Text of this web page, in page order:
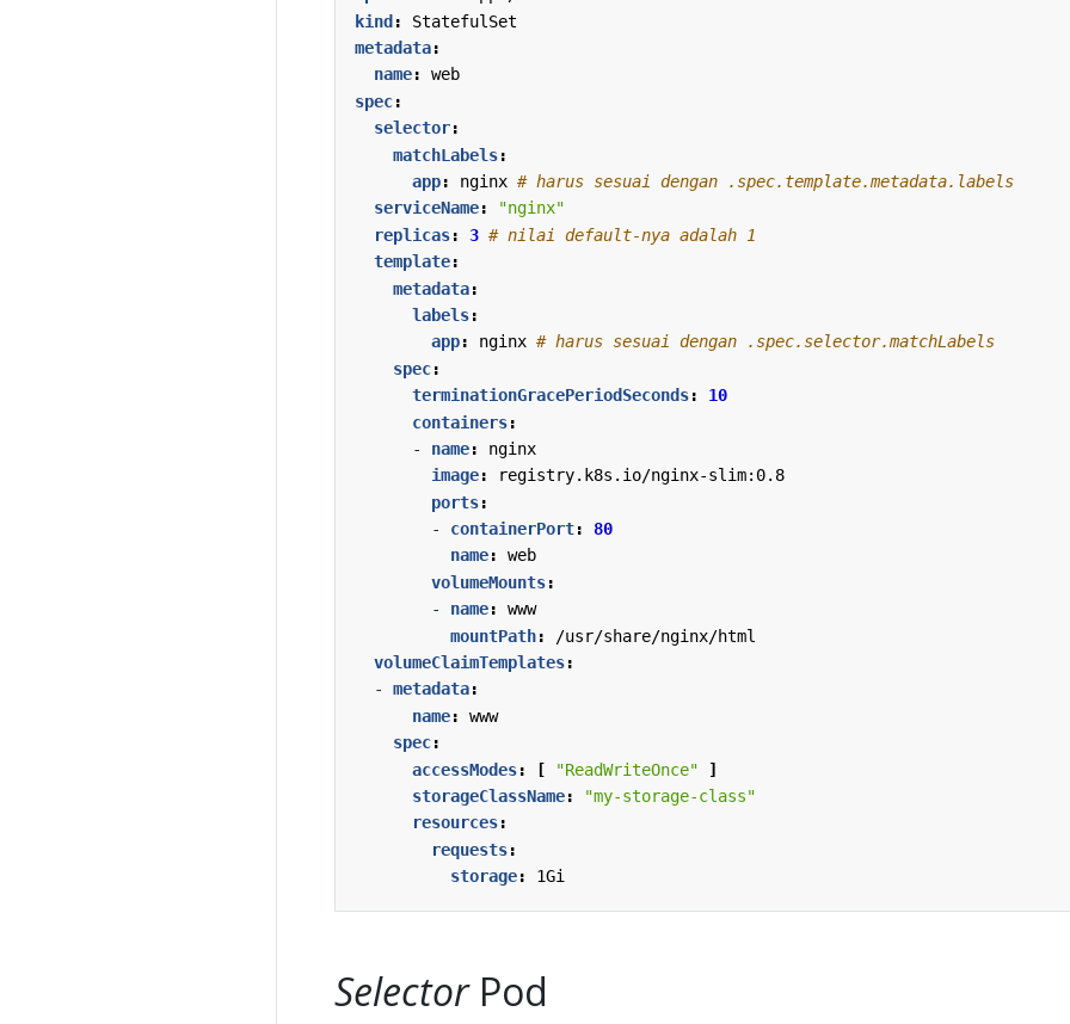
kind :
StatefulSet
metadata:
name:
web
spec:
selector:
matchLabels:
app: nginx # harus sesuai dengan .spec.template.metadata.labels
serviceName:
"nginx"
replicas: 3 # nilai default-nya adalah 1
template:
metadata:
labels:
app: nginx # harus sesuai dengan .spec.selector.matchLabels
spec:
terminationGracePeriodSeconds:
10
containers:
- name:
nginx
image:
registry.k8s.io/nginx-slim:0.8
ports:
- containerPort:
80
name:
web
volumeMounts:
- name:
www
mountPath:
/usr/share/nginx/html
volumeClaimTemplates:
- metadata:
name:
www
spec:
accessModes: [ "ReadWriteOnce"
]
storageClassName:
"my-storage-class"
resources:
requests:
storage: 1Gi
SelectorPod